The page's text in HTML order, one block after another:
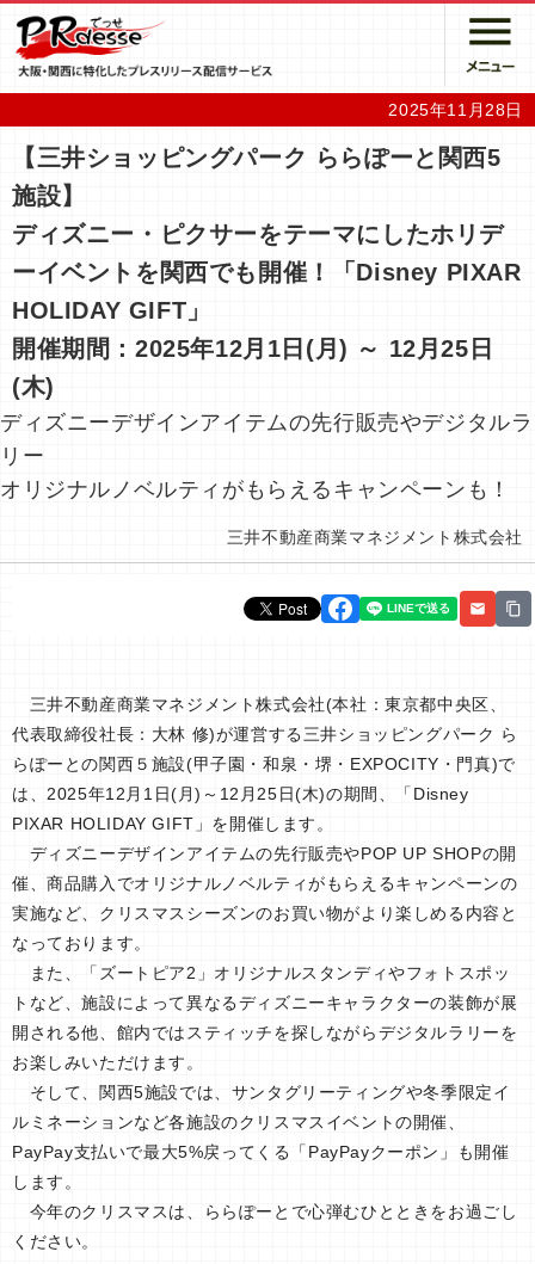
2025年11月28日
【三井ショッピングパーク ららぽーと関西5
施設】
ディズニー・ピクサーをテーマにしたホリデ
ーイベントを関西でも開催！「Disney PIXAR
HOLIDAY GIFT」
開催期間：2025年12月1日(月) ～ 12月25日
(木)
ディズニーデザインアイテムの先行販売やデジタルラ
リー
オリジナルノベルティがもらえるキャンペーンも！
三井不動産商業マネジメント株式会社
三井不動産商業マネジメント株式会社(本社：東京都中央区、
代表取締役社長：大林 修)が運営する三井ショッピングパーク ら
らぽーとの関西５施設(甲子園・和泉・堺・EXPOCITY・門真)で
は、2025年12月1日(月)～12月25日(木)の期間、「Disney
PIXAR HOLIDAY GIFT」を開催します。
ディズニーデザインアイテムの先行販売やPOP UP SHOPの開
催、商品購入でオリジナルノベルティがもらえるキャンペーンの
実施など、クリスマスシーズンのお買い物がより楽しめる内容と
なっております。
また、「ズートピア2」オリジナルスタンディやフォトスポッ
トなど、施設によって異なるディズニーキャラクターの装飾が展
開される他、館内ではスティッチを探しながらデジタルラリーを
お楽しみいただけます。
そして、関西5施設では、サンタグリーティングや冬季限定イ
ルミネーションなど各施設のクリスマスイベントの開催、
PayPay支払いで最大5%戻ってくる「PayPayクーポン」も開催
します。
今年のクリスマスは、ららぽーとで心弾むひとときをお過ごし
ください。